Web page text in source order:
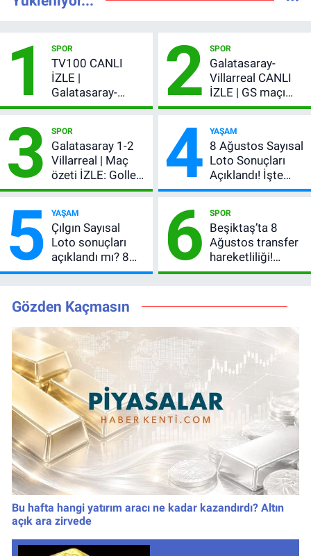
1 SPOR
TV100 CANLI
İZLE |
Galatasaray-
Villarreal maçı
şifresiz canlı yayın
2 SPOR
Galatasaray-
Villarreal CANLI
İZLE | GS maçı
hangi kanalda,
3 SPOR
Galatasaray 1-2
Villarreal | Maç
özeti İZLE: Goller
peş peşe geldi,
kırmızı kart gördü!
4 YAŞAM
8 Ağustos Sayısal
Loto Sonuçları
Açıklandı! İşte
Kazandıran 6
5 YAŞAM
Çılgın Sayısal
Loto sonuçları
açıklandı mı? 8
Ağustos 2026
numaralar
6 SPOR
Beşiktaş’ta 8
Ağustos transfer
hareketliliği!
Yönetim 5 bölge
Gözden Kaçmasın
Bu hafta hangi yatırım aracı ne kadar kazandırdı? Altın
açık ara zirvede